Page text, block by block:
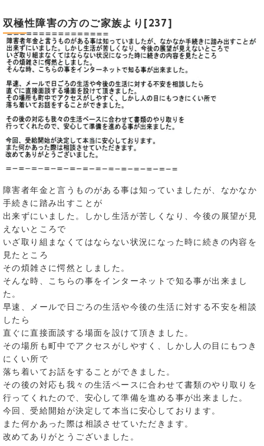
双極性障害の方のご家族より[237]
障害者年金と言うものがある事は知っていましたが、なかなか
手続きに踏み出すことが
出来ずにいました。しかし生活が苦しくなり、今後の展望が見
えないところで
いざ取り組まなくてはならない状況になった時に続きの内容を
見たところ
その煩雑さに愕然としました。
そんな時、こちらの事をインターネットで知る事が出来まし
た。
早速、メールで日ごろの生活や今後の生活に対する不安を相談
したら
直ぐに直接面談する場面を設けて頂きました。
その場所も町中でアクセスがしやすく、しかし人の目にもつき
にくい所で
落ち着いてお話をすることができました。
その後の対応も我々の生活ペースに合わせて書類のやり取りを
行ってくれたので、安心して準備を進める事が出来ました。
今回、受給開始が決定して本当に安心しております。
また何かあった際は相談させていただきます。
改めてありがとうございました。